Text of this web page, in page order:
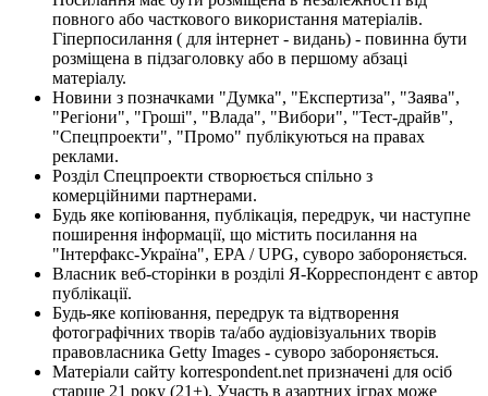
повного або часткового використання матеріалів.
Гіперпосилання ( для інтернет - видань) - повинна бути
розміщена в підзаголовку або в першому абзаці
матеріалу.
Новини з позначками "Думка", "Експертиза", "Заява",
"Регіони", "Гроші", "Влада", "Вибори", "Тест-драйв",
"Спецпроекти", "Промо" публікуються на правах
реклами.
Розділ Спецпроекти створюється спільно з
комерційними партнерами.
Будь яке копіювання, публікація, передрук, чи наступне
поширення інформації, що містить посилання на
"Інтерфакс-Україна", EPA / UPG, суворо забороняється.
Власник веб-сторінки в розділі Я-Корреспондент є автор
публікації.
Будь-яке копіювання, передрук та відтворення
фотографічних творів та/або аудіовізуальних творів
правовласника Getty Images - суворо забороняється.
Матеріали сайту korrespondent.net призначені для осіб
старше 21 року (21+). Участь в азартних іграх може